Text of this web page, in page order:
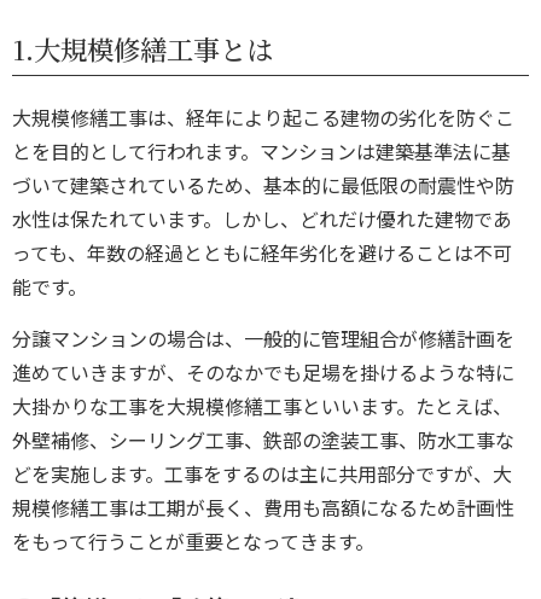
1.大規模修繕工事とは
大規模修繕工事は、経年により起こる建物の劣化を防ぐこ
とを目的と して行われます。 マンションは建築基準法に基
づいて建築されているため、基本的に最低限の耐震性や防
水性は保たれています。しかし、どれだけ優れた建物であ
っても、年数の経過とともに経年劣化を避けることは不可
能です。
分譲マンションの場合は、一般的に管理組合が修繕計画を
進めていきますが、そのなかでも足場を掛けるような特に
大掛かりな工事を大規模修繕工事といいます。たとえば、
外壁補修、シーリング工事、鉄部の塗装工事、防水工事な
どを実施します。工事をするのは主に共用部分ですが、 大
規模修繕工事は工期が長く、費用も高額になるため計画性
をもって行うことが重要となってき ます。